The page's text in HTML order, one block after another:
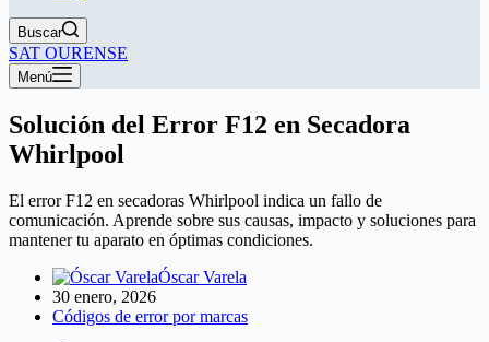
Buscar
SAT OURENSE
Menú
Solución del Error F12 en Secadora
Whirlpool
El error F12 en secadoras Whirlpool indica un fallo de
comunicación. Aprende sobre sus causas, impacto y soluciones para
mantener tu aparato en óptimas condiciones.
Óscar Varela
30 enero, 2026
Códigos de error por marcas